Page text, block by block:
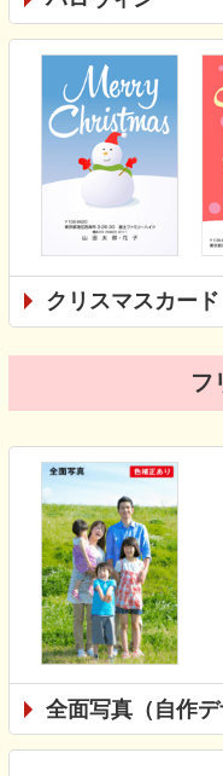
クリスマスカード
フ
全面写真（自作デ